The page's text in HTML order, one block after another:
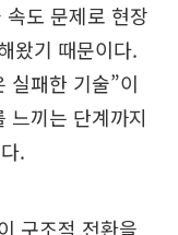
도 문제로 현장
왔기 때문이다.
실패한 기술”이
느끼는 단계까지
.
구조적 전환을